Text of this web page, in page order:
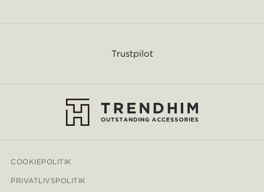
Trustpilot
COOKIEPOLITIK
PRIVATLIVSPOLITIK